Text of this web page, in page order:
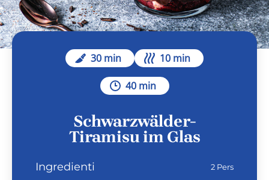
30 min 10 min
40 min
Schwarzwälder-
Tiramisu im Glas
Ingredienti 2 Pers